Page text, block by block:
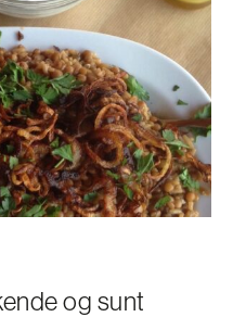
og sunt